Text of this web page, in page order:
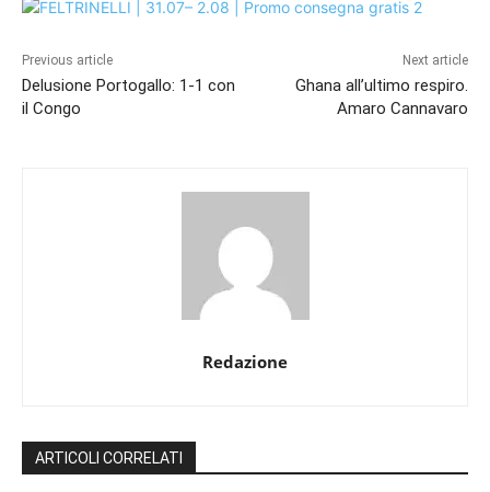
Previous article
Delusione Portogallo: 1-1 con
il Congo
Next article
Ghana all’ultimo respiro.
Amaro Cannavaro
Redazione
ARTICOLI CORRELATI